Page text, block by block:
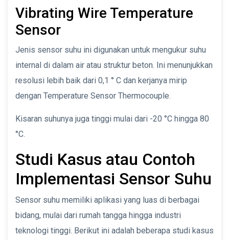
Vibrating Wire Temperature
Sensor
Jenis sensor suhu ini digunakan untuk mengukur suhu
internal di dalam air atau struktur beton. Ini menunjukkan
resolusi lebih baik dari 0,1 ° C dan kerjanya mirip
dengan Temperature Sensor Thermocouple.
Kisaran suhunya juga tinggi mulai dari -20 °C hingga 80
°C.
Studi Kasus atau Contoh
Implementasi Sensor Suhu
Sensor suhu memiliki aplikasi yang luas di berbagai
bidang, mulai dari rumah tangga hingga industri
teknologi tinggi. Berikut ini adalah beberapa studi kasus